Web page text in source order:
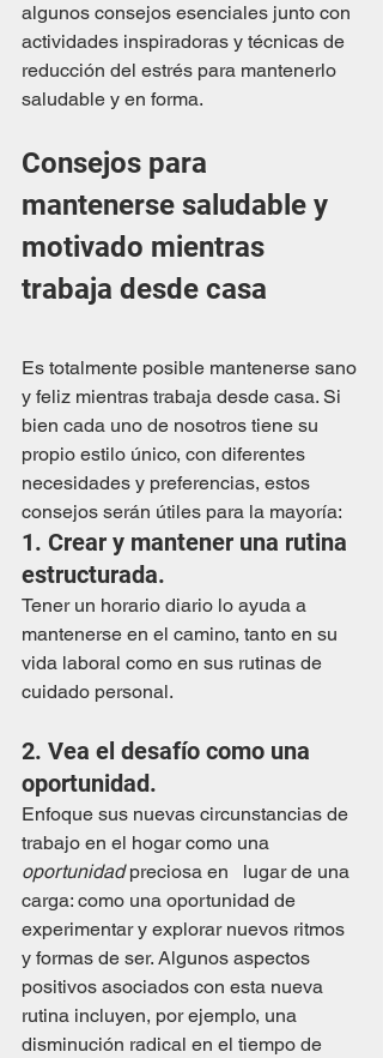
algunos consejos esenciales junto con
actividades inspiradoras y técnicas de
reducción del estrés para mantenerlo
saludable y en forma.
Consejos para
mantenerse saludable y
motivado mientras
trabaja desde casa
Es totalmente posible mantenerse sano
y feliz mientras trabaja desde casa. Si
bien cada uno de nosotros tiene su
propio estilo único, con diferentes
necesidades y preferencias, estos
consejos serán útiles para la mayoría:
1. Crear y mantener una rutina
estructurada.
Tener un horario diario lo ayuda a
mantenerse en el camino, tanto en su
vida laboral como en sus rutinas de
cuidado personal.
2. Vea el desafío como una
oportunidad.
Enfoque sus nuevas circunstancias de
trabajo en el hogar como una
oportunidad preciosa en   lugar de una
carga: como una oportunidad de
experimentar y explorar nuevos ritmos
y formas de ser. Algunos aspectos
positivos asociados con esta nueva
rutina incluyen, por ejemplo, una
disminución radical en el tiempo de